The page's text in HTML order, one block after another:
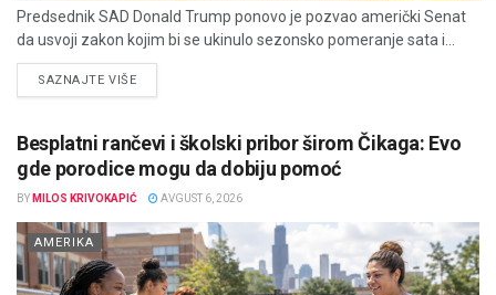
Predsednik SAD Donald Trump ponovo je pozvao američki Senat
da usvoji zakon kojim bi se ukinulo sezonsko pomeranje sata i...
SAZNAJTE VIŠEDETAILS
Besplatni rančevi i školski pribor širom Čikaga: Evo
gde porodice mogu da dobiju pomoć
BY MILOS KRIVOKAPIĆ AVGUST 6, 2026
AMERIKA